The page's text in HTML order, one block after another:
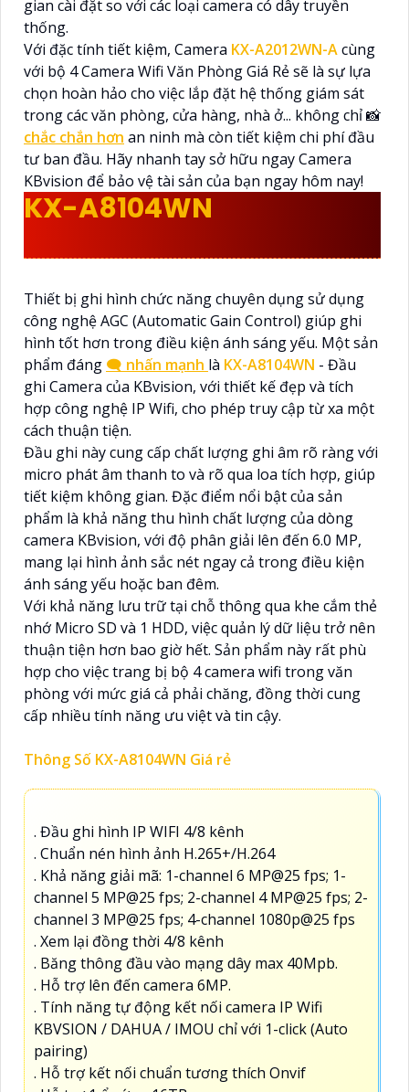
gian cài đặt so với các loại camera có dây truyền
thống.
Với đặc tính tiết kiệm, Camera KX-A2012WN-Acùng
với bộ 4 Camera Wifi Văn Phòng Giá Rẻ sẽ là sự lựa
chọn hoàn hảo cho việc lắp đặt hệ thống giám sát
trong các văn phòng, cửa hàng, nhà ở... không chỉ 📸
chắc chắn hơn an ninh mà còn tiết kiệm chi phí đầu
tư ban đầu. Hãy nhanh tay sở hữu ngay Camera
KBvision để bảo vệ tài sản của bạn ngay hôm nay!
KX-A8104WN
Thiết bị ghi hình chức năng chuyên dụng sử dụng
công nghệ AGC (Automatic Gain Control) giúp ghi
hình tốt hơn trong điều kiện ánh sáng yếu. Một sản
phẩm đáng 🗨️ nhấn mạnh là KX-A8104WN - Đầu
ghi Camera của KBvision, với thiết kế đẹp và tích
hợp công nghệ IP Wifi, cho phép truy cập từ xa một
cách thuận tiện.
Đầu ghi này cung cấp chất lượng ghi âm rõ ràng với
micro phát âm thanh to và rõ qua loa tích hợp, giúp
tiết kiệm không gian. Đặc điểm nổi bật của sản
phẩm là khả năng thu hình chất lượng của dòng
camera KBvision, với độ phân giải lên đến 6.0 MP,
mang lại hình ảnh sắc nét ngay cả trong điều kiện
ánh sáng yếu hoặc ban đêm.
Với khả năng lưu trữ tại chỗ thông qua khe cắm thẻ
nhớ Micro SD và 1 HDD, việc quản lý dữ liệu trở nên
thuận tiện hơn bao giờ hết. Sản phẩm này rất phù
hợp cho việc trang bị bộ 4 camera wifi trong văn
phòng với mức giá cả phải chăng, đồng thời cung
cấp nhiều tính năng ưu việt và tin cậy.
Thông Số KX-A8104WN Giá rẻ
. Đầu ghi hình IP WIFI 4/8 kênh
. Chuẩn nén hình ảnh H.265+/H.264
. Khả năng giải mã: 1-channel 6 MP@25 fps; 1-
channel 5 MP@25 fps; 2-channel 4 MP@25 fps; 2-
channel 3 MP@25 fps; 4-channel 1080p@25 fps
. Xem lại đồng thời 4/8 kênh
. Băng thông đầu vào mạng dây max 40Mpb.
. Hỗ trợ lên đến camera 6MP.
. Tính năng tự động kết nối camera IP Wifi
KBVSION / DAHUA / IMOU chỉ với 1-click (Auto
pairing)
. Hỗ trợ kết nối chuẩn tương thích Onvif